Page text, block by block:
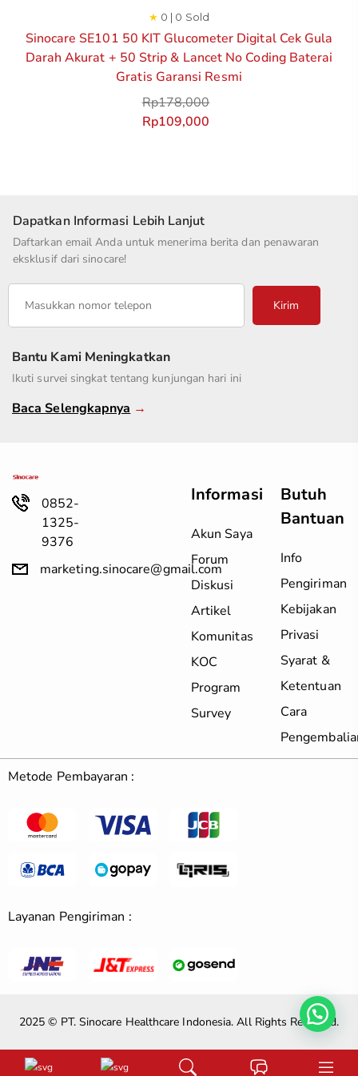
Sinocare SE101 50 KIT Glucometer Digital Cek Gula
Darah Akurat + 50 Strip & Lancet No Coding Baterai
Gratis Garansi Resmi
★ 0 | 0 Sold
Rp178,000
Rp109,000
Dapatkan Informasi Lebih Lanjut
Daftarkan email Anda untuk menerima berita dan penawaran
eksklusif dari sinocare!
Kirim
Bantu Kami Meningkatkan
Ikuti survei singkat tentang kunjungan hari ini
Baca Selengkapnya →
0852-
1325-
9376
marketing.sinocare@gmail.com
Informasi
Akun Saya
Forum
Diskusi
Artikel
Komunitas
KOC
Program
Survey
Butuh
Bantuan
Info
Pengiriman
Kebijakan
Privasi
Syarat &
Ketentuan
Cara
Metode Pembayaran :
Layanan Pengiriman :
2025 © PT. Sinocare Healthcare Indonesia. All Rights Reserved.